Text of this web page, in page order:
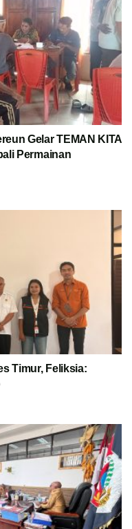
Gelar TEMAN KITA
Permainan
Timur, Feliksia: